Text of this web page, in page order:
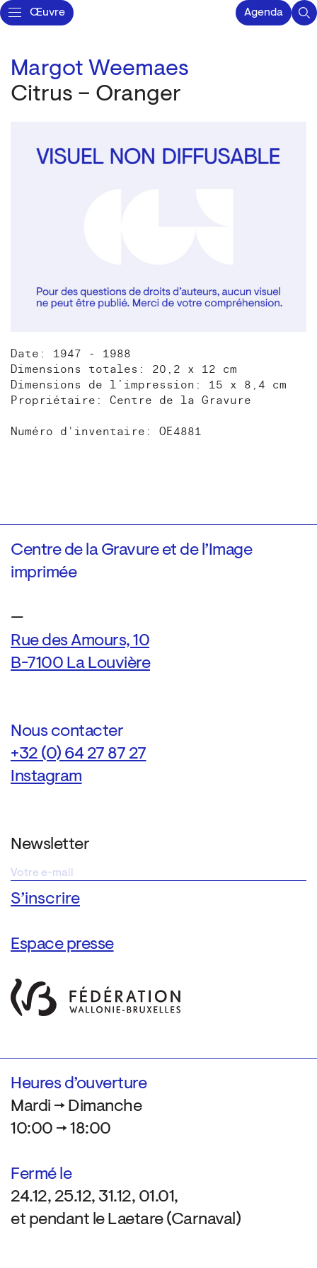
Œuvre Agenda
Margot Weemaes
Citrus – Oranger
Date: 1947 - 1988
Dimensions totales: 20,2 x 12 cm
Dimensions de l’impression: 15 x 8,4 cm
Propriétaire: Centre de la Gravure
Numéro d'inventaire: OE4881
Centre de la Gravure et de l’Image
imprimée
—
Rue des Amours, 10
B-7100 La Louvière
Nous contacter
+32 (0) 64 27 87 27
Instagram
Newsletter
Espace presse
Heures d’ouverture
Mardi → Dimanche
10:00 → 18:00
Fermé le
24.12, 25.12, 31.12, 01.01,
et pendant le Laetare (Carnaval)